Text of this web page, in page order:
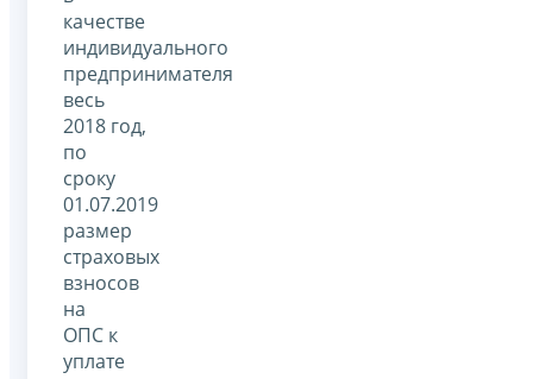
качестве
индивидуального
предпринимателя
весь
2018 год,
по
сроку
01.07.2019
размер
страховых
взносов
на
ОПС к
уплате